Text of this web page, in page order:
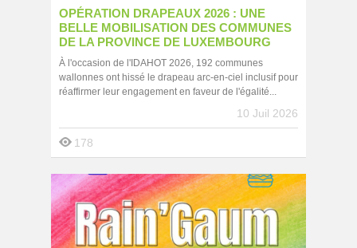
OPÉRATION DRAPEAUX 2026 : UNE
BELLE MOBILISATION DES COMMUNES
DE LA PROVINCE DE LUXEMBOURG
À l'occasion de l'IDAHOT 2026, 192 communes
wallonnes ont hissé le drapeau arc-en-ciel inclusif pour
réaffirmer leur engagement en faveur de l'égalité...
10 Juil 2026
178